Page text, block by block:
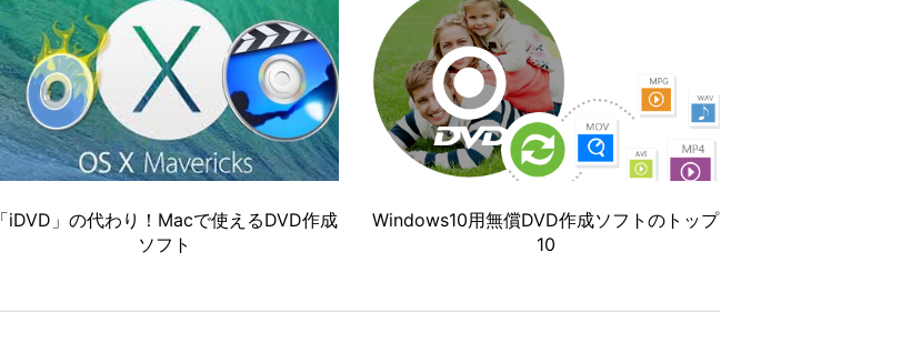
「iDVD」の代わり！Macで使えるDVD作成
ソフト
Windows10用無償DVD作成ソフトのトップ
10